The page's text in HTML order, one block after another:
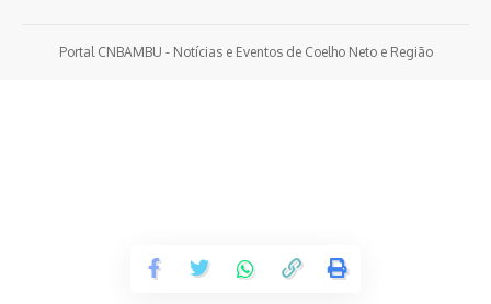
Portal CNBAMBU - Notícias e Eventos de Coelho Neto e Região